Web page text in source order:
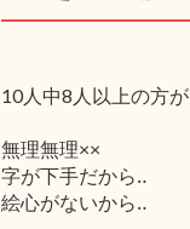
10人中8人以上の方が
無理無理××
字が下手だから‥
絵心がないから‥